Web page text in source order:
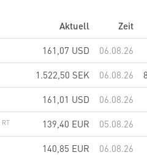
Aktuell
Zeit
161,07 USD
06.08.26
1.522,50 SEK 06.08.26
161,01 USD
06.08.26
139,40 EUR
05.08.26
140,85 EUR 06.08.26